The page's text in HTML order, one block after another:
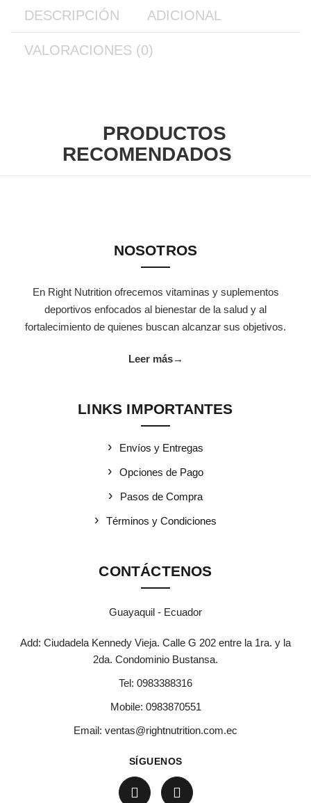
DESCRIPCIÓN ADICIONAL
VALORACIONES (0)
PRODUCTOS
RECOMENDADOS
NOSOTROS
En Right Nutrition ofrecemos vitaminas y suplementos
deportivos enfocados al bienestar de la salud y al
fortalecimiento de quienes buscan alcanzar sus objetivos.
Leer más→
LINKS IMPORTANTES
Envíos y Entregas
Opciones de Pago
Pasos de Compra
Términos y Condiciones
CONTÁCTENOS
Guayaquil - Ecuador
Add: Ciudadela Kennedy Vieja. Calle G 202 entre la 1ra. y la
2da. Condominio Bustansa.
Tel: 0983388316
Mobile: 0983870551
Email: ventas@rightnutrition.com.ec
SÍGUENOS